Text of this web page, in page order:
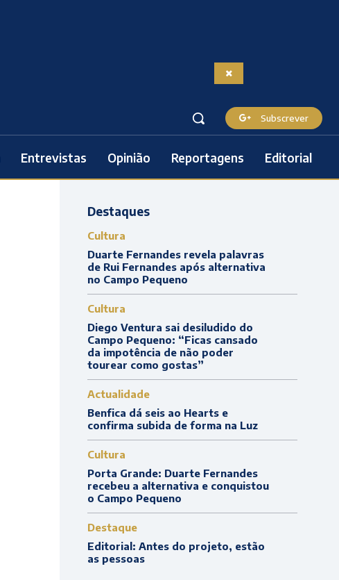
Subscrever
Entrevistas Opinião Reportagens Editorial
Destaques
Cultura
Duarte Fernandes revela palavras
de Rui Fernandes após alternativa
no Campo Pequeno
Cultura
Diego Ventura sai desiludido do
Campo Pequeno: “Ficas cansado
da impotência de não poder
tourear como gostas”
Actualidade
Benfica dá seis ao Hearts e
confirma subida de forma na Luz
Cultura
Porta Grande: Duarte Fernandes
recebeu a alternativa e conquistou
o Campo Pequeno
Destaque
Editorial: Antes do projeto, estão
as pessoas